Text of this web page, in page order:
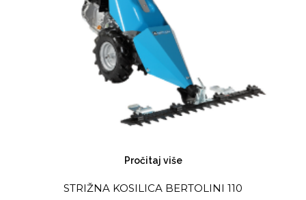
Pročitaj više
STRIŽNA KOSILICA BERTOLINI 110